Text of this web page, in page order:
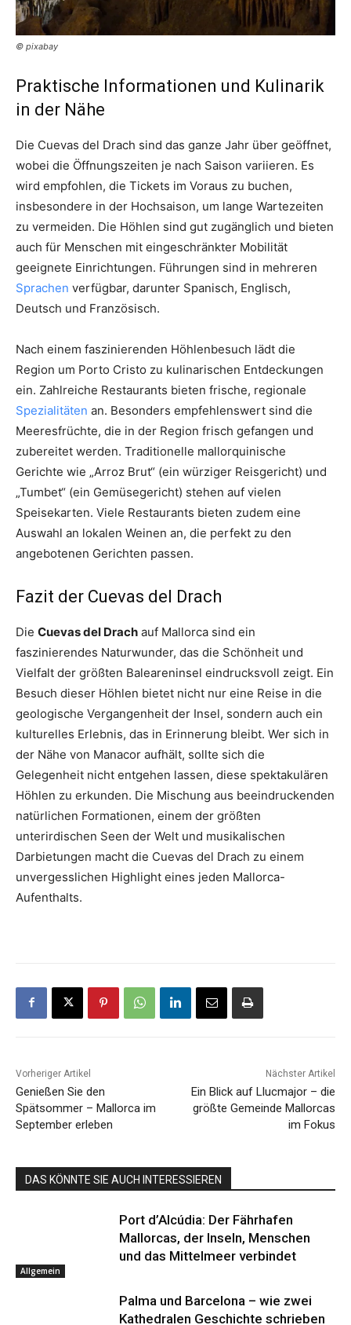
© pixabay
Praktische Informationen und Kulinarik
in der Nähe
Die Cuevas del Drach sind das ganze Jahr über geöffnet,
wobei die Öffnungszeiten je nach Saison variieren. Es
wird empfohlen, die Tickets im Voraus zu buchen,
insbesondere in der Hochsaison, um lange Wartezeiten
zu vermeiden. Die Höhlen sind gut zugänglich und bieten
auch für Menschen mit eingeschränkter Mobilität
geeignete Einrichtungen. Führungen sind in mehreren
Sprachen verfügbar, darunter Spanisch, Englisch,
Deutsch und Französisch.
Nach einem faszinierenden Höhlenbesuch lädt die
Region um Porto Cristo zu kulinarischen Entdeckungen
ein. Zahlreiche Restaurants bieten frische, regionale
Spezialitäten an. Besonders empfehlenswert sind die
Meeresfrüchte, die in der Region frisch gefangen und
zubereitet werden. Traditionelle mallorquinische
Gerichte wie „Arroz Brut“ (ein würziger Reisgericht) und
„Tumbet“ (ein Gemüsegericht) stehen auf vielen
Speisekarten. Viele Restaurants bieten zudem eine
Auswahl an lokalen Weinen an, die perfekt zu den
angebotenen Gerichten passen.
Fazit der Cuevas del Drach
Die Cuevas del Drach auf Mallorca sind ein
faszinierendes Naturwunder, das die Schönheit und
Vielfalt der größten Baleareninsel eindrucksvoll zeigt. Ein
Besuch dieser Höhlen bietet nicht nur eine Reise in die
geologische Vergangenheit der Insel, sondern auch ein
kulturelles Erlebnis, das in Erinnerung bleibt. Wer sich in
der Nähe von Manacor aufhält, sollte sich die
Gelegenheit nicht entgehen lassen, diese spektakulären
Höhlen zu erkunden. Die Mischung aus beeindruckenden
natürlichen Formationen, einem der größten
unterirdischen Seen der Welt und musikalischen
Darbietungen macht die Cuevas del Drach zu einem
unvergesslichen Highlight eines jeden Mallorca-
Aufenthalts.
Vorheriger Artikel
Genießen Sie den
Spätsommer – Mallorca im
September erleben
Nächster Artikel
Ein Blick auf Llucmajor – die
größte Gemeinde Mallorcas
im Fokus
DAS KÖNNTE SIE AUCH INTERESSIEREN
Allgemein
Port d’Alcúdia: Der Fährhafen
Mallorcas, der Inseln, Menschen
und das Mittelmeer verbindet
Palma und Barcelona – wie zwei
Kathedralen Geschichte schrieben